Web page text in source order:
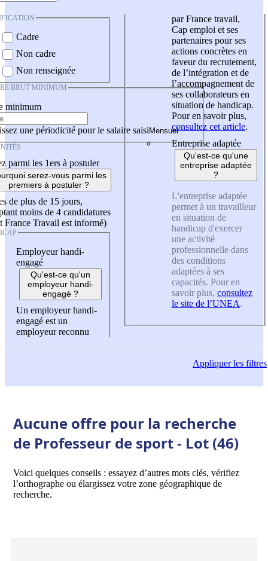
Cadre
Non cadre
Non renseignée
BRUT MINIMUM
minimum
une périodicité pour le salaire saisi
parmi les 1ers à postuler
serez-vous parmi les
premiers à postuler ?
de plus de 15 jours,
moins de 4 candidatures
France Travail est informé)
Employeur handi-
engagé
Qu'est-ce qu'un
employeur handi-
engagé ?
Un employeur handi-
engagé est un
employeur reconnu
par France travail,
Cap emploi et ses
partenaires pour ses
actions concrètes en
faveur du recrutement,
de l’intégration et de
l’accompagnement de
ses collaborateurs en
situation de handicap.
Pour en savoir plus,
consultez cet article.
Entreprise adaptée
Qu'est-ce qu'une
entreprise adaptée
?
L'entreprise adaptée
permet à un travailleur
en situation de
handicap d'exercer
une activité
professionnelle dans
des conditions
adaptées à ses
capacités. Pour en
savoir plus, consultez
le site de l’UNEA.
Appliquerles filtres
Aucune offre pour la recherche
de Professeur de sport - Lot (46)
Voici quelques conseils : essayez d’autres mots clés, vérifiez
l’orthographe ou élargissez votre zone géographique de
recherche.